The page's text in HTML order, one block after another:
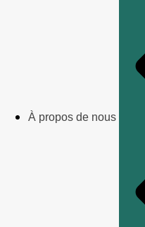
À propos de nous